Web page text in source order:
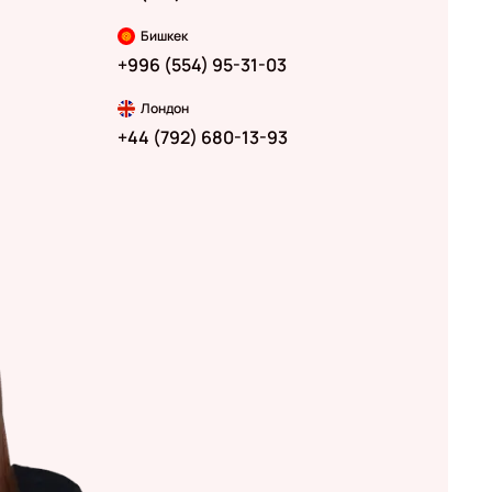
Бишкек
+996 (554) 95-31-03
Лондон
+44 (792) 680-13-93